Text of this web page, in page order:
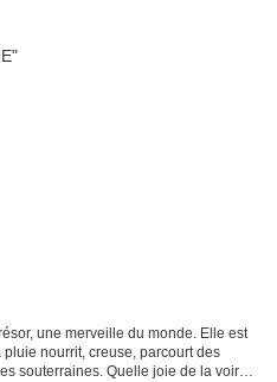
une merveille du monde. Elle est
nourrit, creuse, parcourt des
souterraines. Quelle joie de la voir